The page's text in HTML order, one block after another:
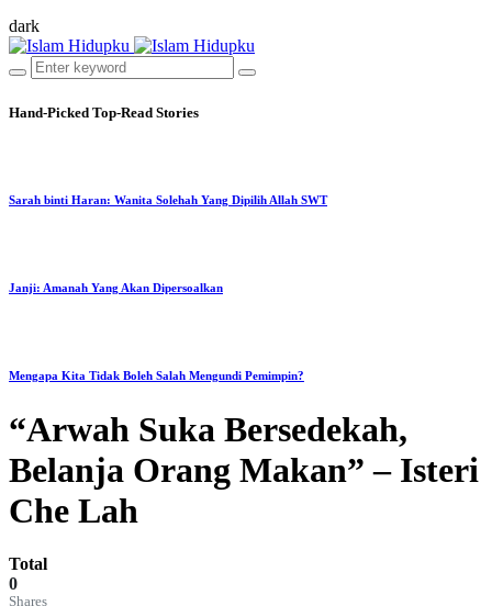
dark
Hand-Picked Top-Read Stories
Sarah binti Haran: Wanita Solehah Yang Dipilih Allah SWT
Janji: Amanah Yang Akan Dipersoalkan
Mengapa Kita Tidak Boleh Salah Mengundi Pemimpin?
“Arwah Suka Bersedekah,
Belanja Orang Makan” – Isteri
Che Lah
Total
0
Shares